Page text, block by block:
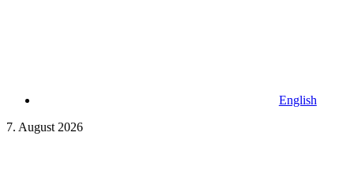
English
7. August 2026